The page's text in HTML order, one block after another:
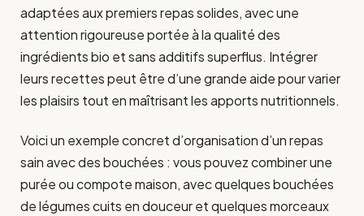
adaptées aux premiers repas solides, avec une
attention rigoureuse portée à la qualité des
ingrédients bio et sans additifs superflus. Intégrer
leurs recettes peut être d’une grande aide pour varier
les plaisirs tout en maîtrisant les apports nutritionnels.
Voici un exemple concret d’organisation d’un repas
sain avec des bouchées : vous pouvez combiner une
purée ou compote maison, avec quelques bouchées
de légumes cuits en douceur et quelques morceaux